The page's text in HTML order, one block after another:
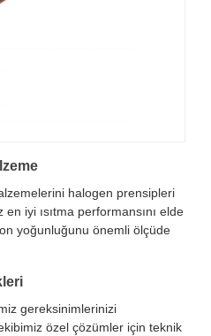
halogen prensipleri
iyi ısıtma performansını elde
yoğunluğunu önemli ölçüde
gereksinimlerinizi
özel çözümler için teknik